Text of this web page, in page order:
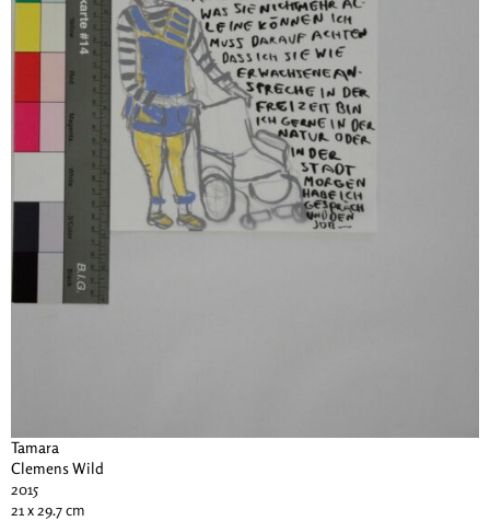
Tamara
Clemens Wild
2015
21 x 29.7 cm